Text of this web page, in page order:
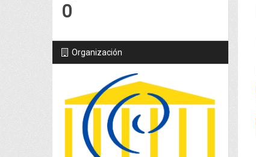
0
Organización